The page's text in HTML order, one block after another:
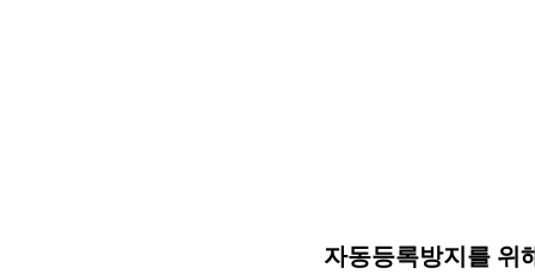
자동등록방지를 위